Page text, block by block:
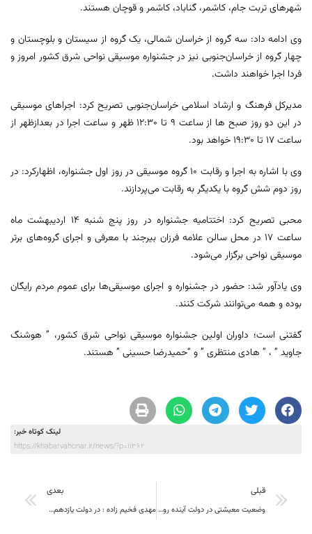
شهرهای تربت جام، کاشمر، گناباد، کاشمر و قوچان هستند.
وی ادامه داد: سه گروه از خراسان شمالی، یک گروه از سیستان و بلوچستان و
چهار گروه از خراسان‌جنوبی نیز در جشنواره موسیقی نواحی شرق کشور امروز و
فردا اجرا خواهند داشت.
مدیرکل فرهنگ و ارشاد اسلامی خراسان‌جنوبی تصریح کرد: اجراهای موسیقی
در این دو روز صبح ها از ساعت ٩ تا 12:30 ظهر و ساعت اجرا در بعدازظهر از
ساعت ١٧ تا 19:30 خواهد بود.
وی با اشاره به اجرا و رقابت ١٠ گروه موسیقی در روز اول جشنواره، اظهارکرد: در
روز دوم شش گروه با یکدیگر به رقابت می‌پردازند.
محبی تصریح کرد: اختتامیه جشنواره در روز پنج شنبه ١٤ اردیبهشت ماه
ساعت ١٧ در محل سالن علامه فرزان بیرجند با معرفی و اجرای گروه‌های برتر
موسیقی نواحی برگزار می‌شود.
وی یادآور شد: حضور در جشنواره و اجرای موسیقی‌ها برای عموم مردم رایگان
بوده و همه می‌توانند شرکت کنند.
گفتنی است؛ داوران اولین جشنواره موسیقی نواحی شرق کشور، ” هوشنگ
جاوید ” ، ” هادی منتظری ” و “حمیدرضا حسینی ” هستند.
لینک کوتاه خبر:
https://khabarvahonar.ir/news/?p=11362
قبلی
وضعیت معیشتی در دولت آینده روحانی بهتر می شود
بعدی
مهدی فخیم زاده : در دولت یازدهم جان تازه در رگ های سینما دمیده شد